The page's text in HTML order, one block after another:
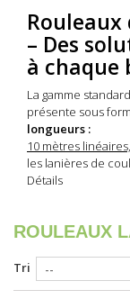
Rouleaux
– Des
à chaque
La gamme
présente sous
longueurs :
10 mètres
les lanières de
Détails
ROULEAUX
Tri